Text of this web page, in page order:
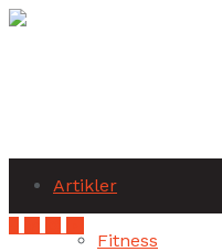
Artikler
Fitness